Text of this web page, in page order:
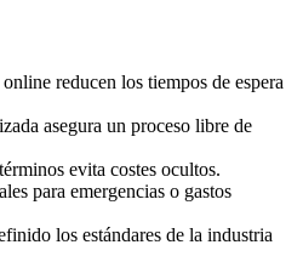
reducen los tiempos de espera
asegura un proceso libre de
evita costes ocultos.
para emergencias o gastos
los estándares de la industria